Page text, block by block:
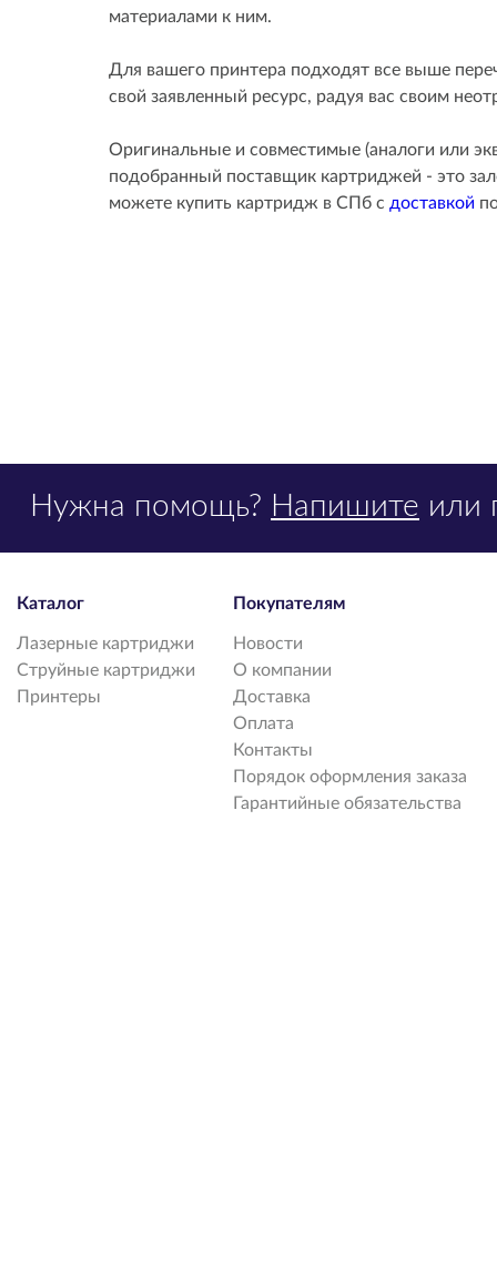
материалами к ним.
Для вашего принтера подходят все выше
свой заявленный ресурс, радуя вас своим
Оригинальные и совместимые (аналоги или
подобранный поставщик картриджей - это
можете купить картридж в СПб с доставкой
Нужна помощь? Напишите или
Каталог
Лазерные картриджи
Струйные картриджи
Принтеры
Покупателям
Новости
О компании
Доставка
Оплата
Контакты
Порядок оформления заказа
Гарантийные обязательства